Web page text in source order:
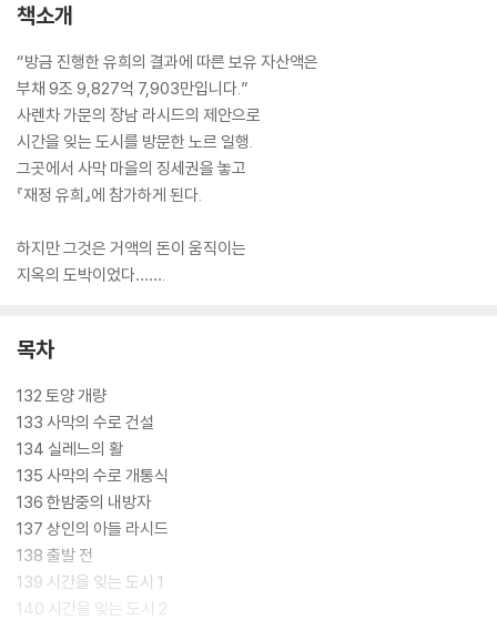
책소개
“방금 진행한 유희의 결과에 따른 보유 자산액은
부채 9조 9,827억 7,903만입니다.”
사렌차 가문의 장남 라시드의 제안으로
시간을 잊는 도시를 방문한 노르 일행.
그곳에서 사막 마을의 징세권을 놓고
『재정 유희』에 참가하게 된다.
하지만 그것은 거액의 돈이 움직이는
지옥의 도박이었다…….
목차
132 토양 개량
133 사막의 수로 건설
134 실레느의 활
135 사막의 수로 개통식
136 한밤중의 내방자
137 상인의 아들 라시드
138 출발 전
139 시간을 잊는 도시 1
140 시간을 잊는 도시 2